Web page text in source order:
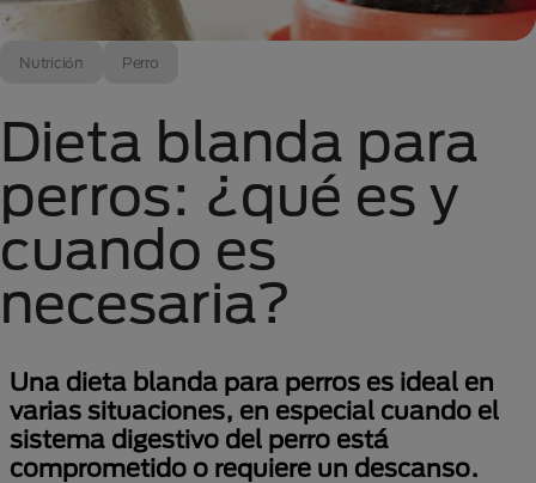
Nutrición Perro
Dieta blanda para
perros: ¿qué es y
cuando es
necesaria?
Una dieta blanda para perros es ideal en
varias situaciones, en especial cuando el
sistema digestivo del perro está
comprometido o requiere un descanso.